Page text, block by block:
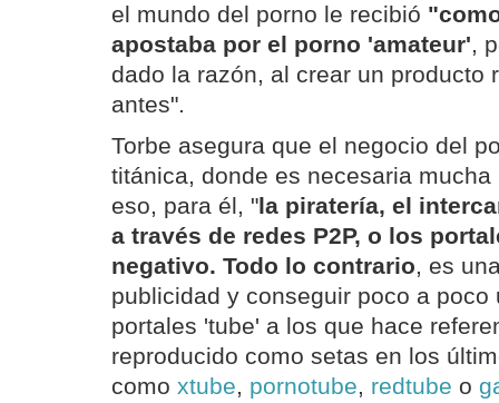
el mundo del porno le recibió
apostaba por el porno 'amateur',
dado la razón, al crear un producto
antes".
Torbe asegura que el negocio del
titánica, donde es necesaria
eso, para él, "la piratería, el
a través de redes P2P, o los
negativo. Todo lo contrario, es
publicidad y conseguir poco a poco
portales 'tube' a los que hace
reproducido como setas en los
como xtube, pornotube, redtube o